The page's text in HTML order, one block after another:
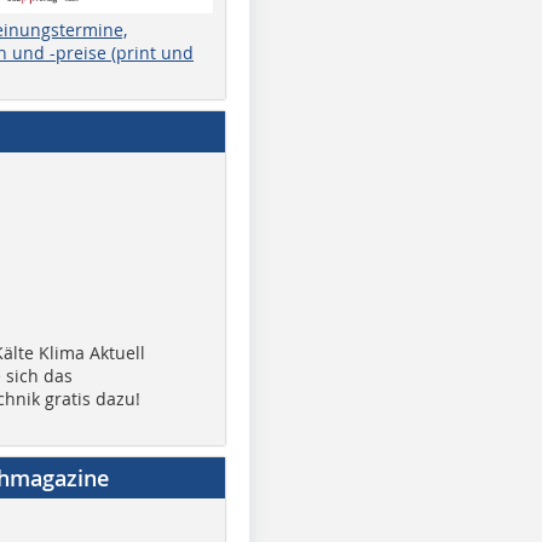
und -preise (print und
Klima Aktuell
sich das
gratis dazu!